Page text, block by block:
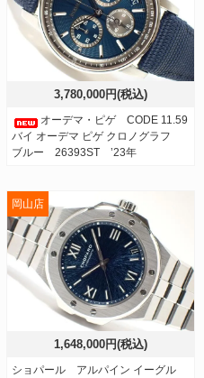
3,780,000円(税込)
オーデマ・ピゲ CODE 11.59
バイ オーデマ ピゲ クロノグラフ
ブルー 26393ST ’23年
1,648,000円(税込)
ショパール アルパイン イーグル
岡山店